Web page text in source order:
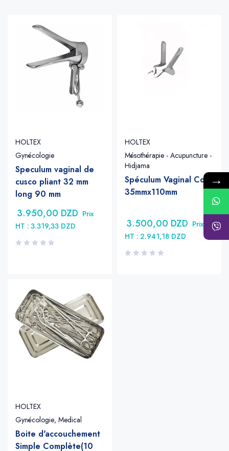
HOLTEX
Gynécologie
Speculum vaginal de
cusco pliant 32 mm
long 90 mm
3.950,00 DZD Prix
HT : 3.319,33 DZD
HOLTEX
Mésothérapie - Acupuncture -
Hidjama
Spéculum Vaginal Colin
35mmx110mm
3.500,00 DZD Prix
HT : 2.941,18 DZD
HOLTEX
Gynécologie, Medical
Boite d'accouchement
Simple Complète(10
→